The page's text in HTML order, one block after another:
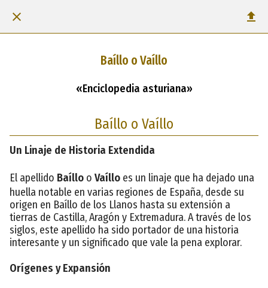
Baíllo o Vaíllo
«Enciclopedia asturiana»
Baíllo o Vaíllo
Un Linaje de Historia Extendida
El apellido Baíllo o Vaíllo es un linaje que ha dejado una
huella notable en varias regiones de España, desde su
origen en Baíllo de los Llanos hasta su extensión a
tierras de Castilla, Aragón y Extremadura. A través de los
siglos, este apellido ha sido portador de una historia
interesante y un significado que vale la pena explorar.
Orígenes y Expansión